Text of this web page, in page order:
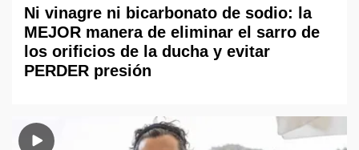
Ni vinagre ni bicarbonato de sodio: la
MEJOR manera de eliminar el sarro de
los orificios de la ducha y evitar
PERDER presión